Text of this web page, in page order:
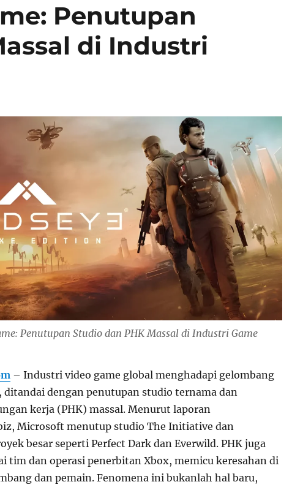
Penutupan
di Industri
Penutupan Studio dan PHK Massal di Industri Game
– Industri video game global menghadapi gelombang
ditandai dengan penutupan studio ternama dan
kerja (PHK) massal. Menurut laporan
Microsoft menutup studio The Initiative dan
besar seperti Perfect Dark dan Everwild. PHK juga
tim dan operasi penerbitan Xbox, memicu keresahan di
dan pemain. Fenomena ini bukanlah hal baru,